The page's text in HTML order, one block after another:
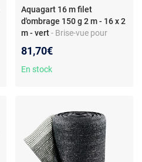
Aquagart 16 m filet
d'ombrage 150 g 2 m - 16 x 2
m - vert - Brise-vue pour
g/m² - Largeur 2 m -
Montage facile
81,70€
En stock